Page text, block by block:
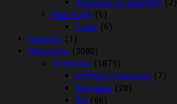
Vitaminer og Mineraler (2)
Vildt Fugle (6)
Foder (6)
Gavekort (1)
Rideudstyr (3080)
Til Hesten (1879)
Antibid og fluespray (7)
Bandager (28)
Bid (86)